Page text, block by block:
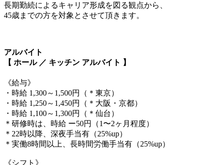
長期勤続によるキャリア形成を図る観点から、
45歳までの方を対象とさせて頂きます。
アルバイト
【 ホール ／ キッチン アルバイト 】
《給与》
・時給 1,300～1,500円（＊東京）
・時給 1,250～1,450円（＊大阪・京都）
・時給 1,100～1,300円（＊仙台）
＊研修時は、時給 ー50円（1〜2ヶ月程度）
＊22時以降、深夜手当有（25%up）
＊実働8時間以上、長時間労働手当有（25%up）
《シフト》